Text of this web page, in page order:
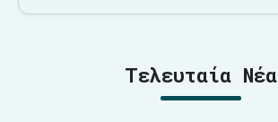
Τελευταία Νέα